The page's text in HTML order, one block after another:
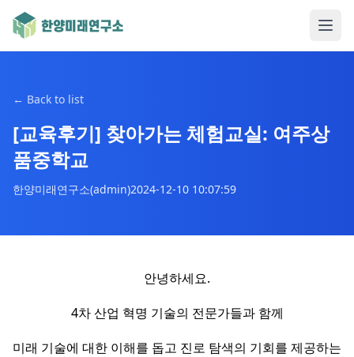
← Back to list
[교육후기] 찾아가는 체험교실: 여주상
품중학교
한양미래연구소(admin)2024-12-10 10:07:59
안녕하세요.
4차 산업 혁명 기술의 전문가들과 함께
미래 기술에 대한 이해를 돕고 진로 탐색의 기회를 제공하는